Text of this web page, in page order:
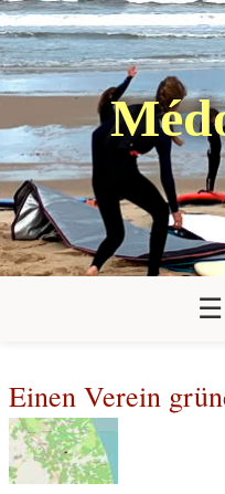
☰
Einen Verein